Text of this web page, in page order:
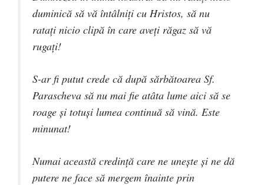
duminică să vă întâlniți cu Hristos, să nu
ratați nicio clipă în care aveți răgaz să vă
rugați!
S-ar fi putut crede că după sărbătoarea Sf.
Parascheva să nu mai fie atâta lume aici să se
roage și totuși lumea continuă să vină. Este
minunat!
Numai această credință care ne unește și ne dă
putere ne face să mergem înainte prin